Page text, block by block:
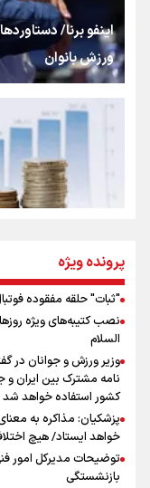
شکستگیِ
رسانه
روایت
جمله‌ای
تهران
سه
اینفو برنا/
ورزش بانوان
اینفو برنا/ میزان
پرونده ویژه
"ثبات" حلقه مفقوده
نصب کتیبه‌های ویژه
السلام
وزیر ورزش و جوانان در
نامه مشترک بین ایران
کشور استفاده خواهد شد
پزشکیان: مذاکره به
خواهد ایستاد/ هیچ
توضیحات مدیرکل امور
بازنشستگی